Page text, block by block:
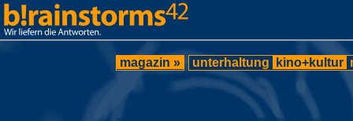
magazin » unterhaltung kino+kultur